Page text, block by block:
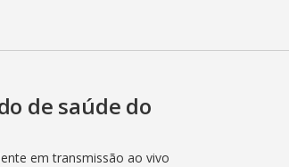
de saúde do
em transmissão ao vivo